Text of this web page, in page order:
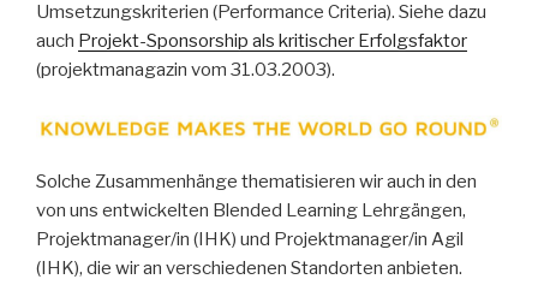
Umsetzungskriterien (Performance Criteria). Siehe dazu
auch Projekt-Sponsorship als kritischer Erfolgsfaktor
(projektmanagazin vom 31.03.2003).
Solche Zusammenhänge thematisieren wir auch in den
von uns entwickelten Blended Learning Lehrgängen,
Projektmanager/in (IHK) und Projektmanager/in Agil
(IHK), die wir an verschiedenen Standorten anbieten.